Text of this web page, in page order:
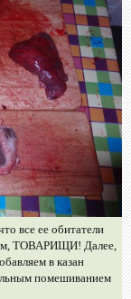
все ее обитатели
ТОВАРИЩИ! Далее,
в казан
помешиванием